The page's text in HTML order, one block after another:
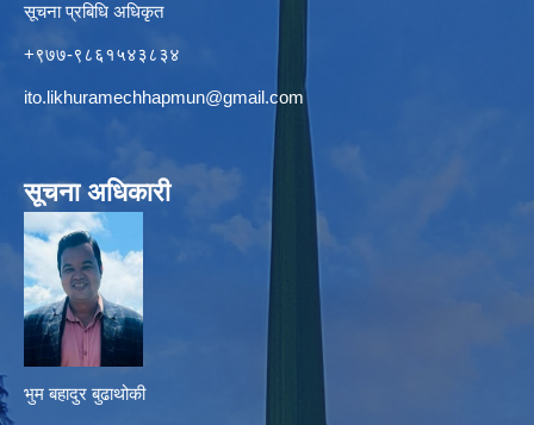
सूचना प्रबिधि अधिकृत
+९७७-९८६१५४३८३४
ito.likhuramechhapmun@gmail.com
सूचना अधिकारी
भुम बहादुर बुढाथोकी